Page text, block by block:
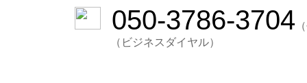
050-3786-3704
（ビジネスダイヤル）